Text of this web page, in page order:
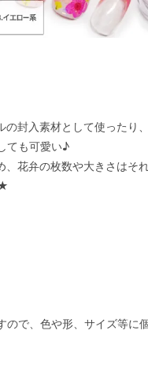
封入素材として使ったり
ても可愛い♪
花弁の枚数や大きさはそ
ので、色や形、サイズ等に